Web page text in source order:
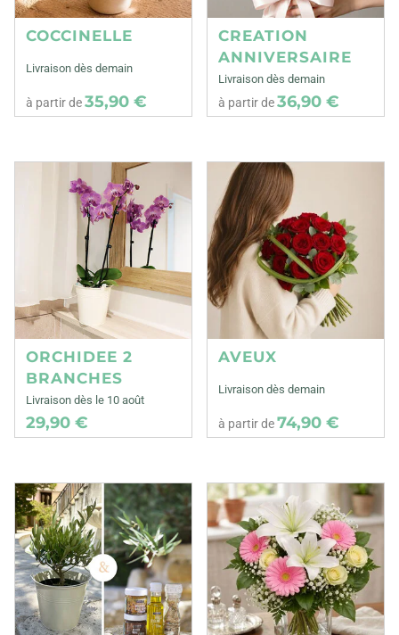
COCCINELLE
Livraison dès demain
à partir de35,90 €
CREATION
ANNIVERSAIRE
Livraison dès demain
à partir de36,90 €
ORCHIDEE 2
BRANCHES
Livraison dès le 10 août
29,90 €
AVEUX
Livraison dès demain
à partir de74,90 €